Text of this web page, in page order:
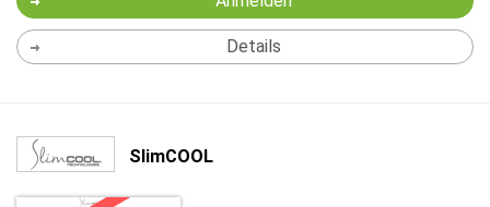
Details
SlimCOOL